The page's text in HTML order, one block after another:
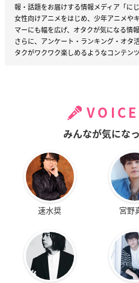
報・話題をお届けする情報メディア「にじ
女性向けアニメをはじめ、少年アニメや
マーにも幅を広げ、オタクが気になる情
さらに、アンケート・ランキング・オタ
タクがワクワク楽しめるようなコンテン
みんなが気にな
速水奨 宮野